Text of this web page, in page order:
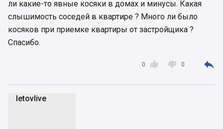
ли какие-то явные косяки в домах и минусы. Какая
слышимость соседей в квартире ? Много ли было
косяков при приемке квартиры от застройщика ?
Спасибо.

0  0 
letovlive